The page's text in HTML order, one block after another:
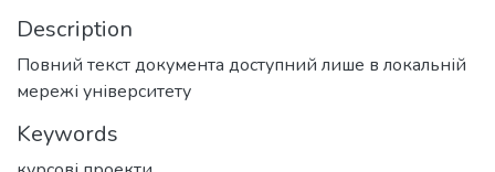
Description
Повний текст документа доступний лише в локальній
мережі університету
Keywords